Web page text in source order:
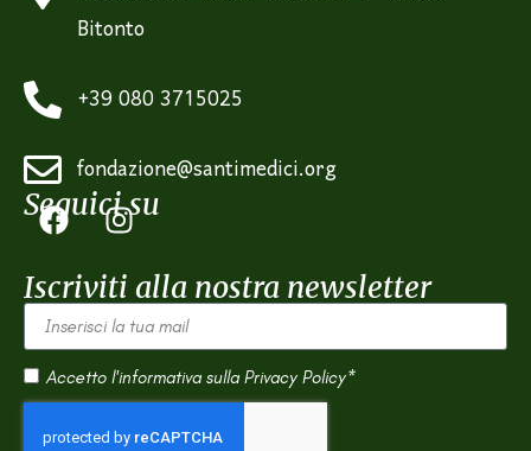
Bitonto
+39 080 3715025
fondazione@santimedici.org
Seguici su
Iscriviti alla nostra newsletter
Accetto l'informativa sulla Privacy Policy*